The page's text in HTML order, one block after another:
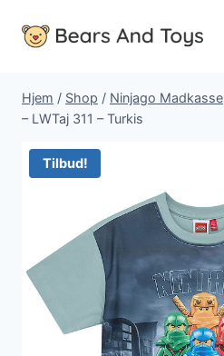
Hjem / Shop / Ninjago Madkasse
– LWTaj 311 – Turkis
Tilbud!